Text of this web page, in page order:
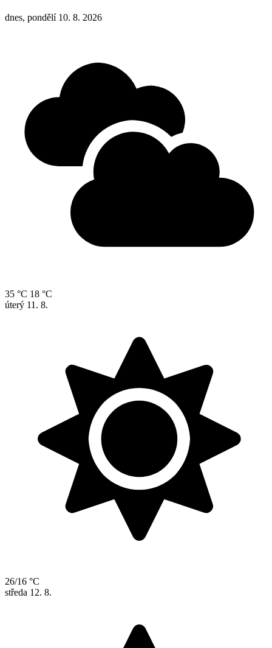
dnes, pondělí 10. 8. 2026
35 °C 18 °C
úterý 11. 8.
26/16 °C
středa 12. 8.